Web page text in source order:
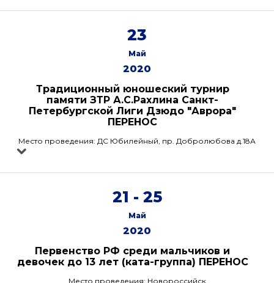
23
Май
2020
Традиционный юношеский турнир
памяти ЗТР А.С.Рахлина Санкт-
Петербургской Лиги Дзюдо "Аврора"
ПЕРЕНОС
Место проведения: ДС Юбилейный, пр. Добролюбова д.18А
21 - 25
Май
2020
Первенство РФ среди мальчиков и
девочек до 13 лет (ката-группа) ПЕРЕНОС
Место проведения: Новороссийск